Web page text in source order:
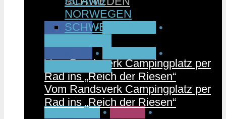
CAMPEN •
•
Vom Randsverk Campingplatz per
Rad ins „Reich der Riesen“
FINNLAND • MUSIK •
NORWEGEN
SCHWEDEN
•
•
Vom Randsverk Campingplatz per
Rad ins „Reich der Riesen“